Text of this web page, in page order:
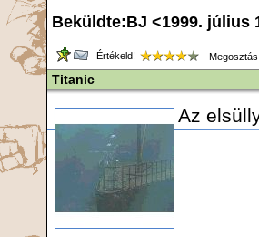
Beküldte:BJ <1999. július
Értékeld!
Titanic
Az